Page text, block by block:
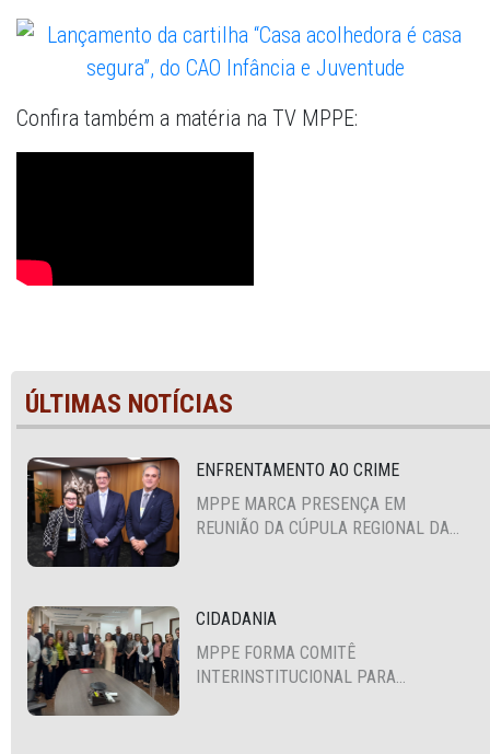
Confira também a matéria na TV MPPE:
ÚLTIMAS NOTÍCIAS
ENFRENTAMENTO AO CRIME
MPPE MARCA PRESENÇA EM
REUNIÃO DA CÚPULA REGIONAL DA
CIDADANIA
MPPE FORMA COMITÊ
INTERINSTITUCIONAL PARA